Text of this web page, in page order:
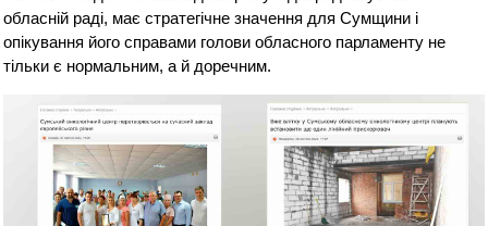
обласній раді, має стратегічне значення для Сумщини і
опікування його справами голови обласного парламенту не
тільки є нормальним, а й доречним.